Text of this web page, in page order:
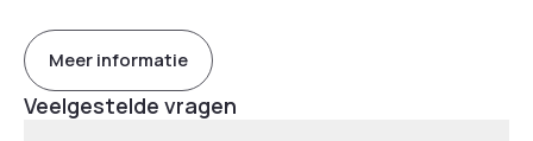
Meer informatie
Veelgestelde vragen